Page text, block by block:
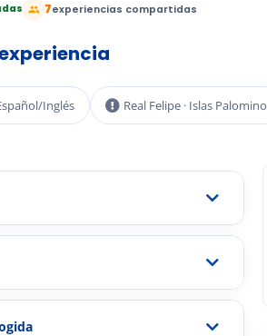
7experiencias compartidas
Inglés Real Felipe · Islas Palomino